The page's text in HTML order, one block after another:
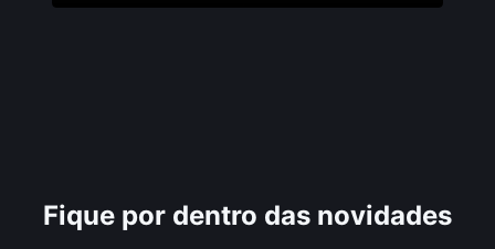
Fique por dentro das novidades